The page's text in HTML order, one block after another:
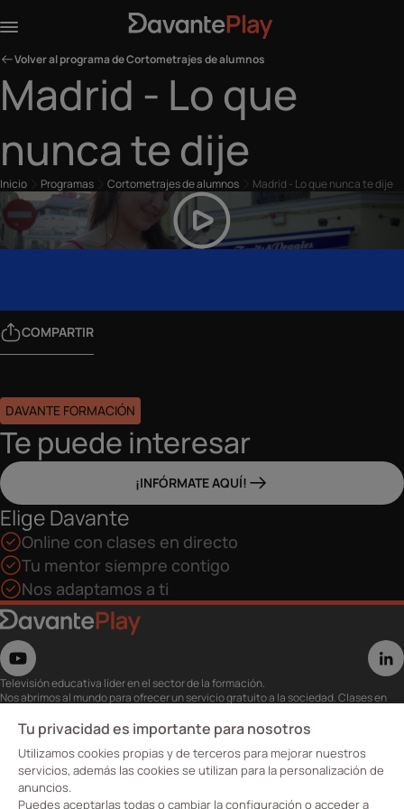
Volver al programa de Cortometrajes de alumnos
Madrid - Lo que
nunca te dije
Inicio Programas Cortometrajes de alumnos Madrid - Lo que nunca te dije
COMPARTIR
DAVANTE FORMACIÓN
Te puede interesar
¡INFÓRMATE AQUÍ!
Elige Davante
Online con clases en directo
Tu mentor siempre contigo
Nos adaptamos a ti
Televisión educativa líder en el sector de la formación.
Nos abrimos al mundo para ofrecer un servicio gratuito a la sociedad. Clases en
eventos, masterclass y recursos para estudiantes…
Utiliza esta plataforma para tu formación ya seas opositor o estés formándote
para conseguir o mejorar tu empleo.
Te invitamos a conocer nuestro contenido a la carta para ver cuándo y dónde
quieras.
Davante Play. #FormaciónEnAbierto
Tu privacidad es importante para nosotros
Utilizamos cookies propias y de terceros para mejorar nuestros
servicios, además las cookies se utilizan para la personalización de
anuncios.
Puedes aceptarlas todas o cambiar la configuración o acceder a